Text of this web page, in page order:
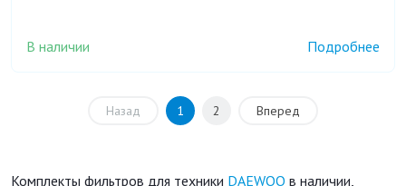
В наличии Подробнее
Назад 1 2 Вперед
Комплекты фильтров для техники DAEWOO в наличии,